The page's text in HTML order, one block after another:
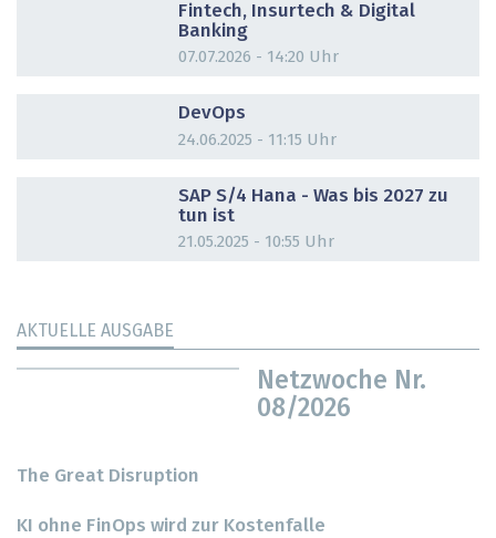
Fintech, Insurtech & Digital
Banking
07.07.2026 - 14:20 Uhr
DevOps
24.06.2025 - 11:15 Uhr
SAP S/4 Hana - Was bis 2027 zu
tun ist
21.05.2025 - 10:55 Uhr
AKTUELLE AUSGABE
Netzwoche Nr.
08/2026
The Great Disruption
KI ohne FinOps wird zur Kostenfalle